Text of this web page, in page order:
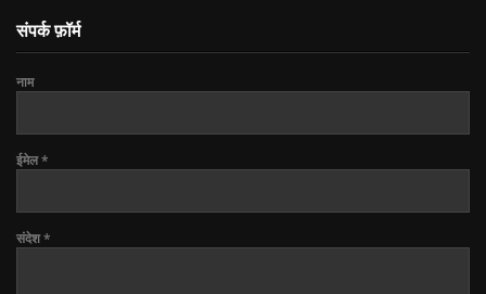
संपर्क फ़ॉर्म
नाम
ईमेल*
संदेश*